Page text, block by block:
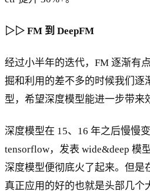
▷▷ FM 到 DeepFM
经过小半年的迭代，FM 逐渐有
掘和利用的差不多的时候我们逐
型，希望深度模型能进一步带来
深度模型在 15、16 年之后慢慢
tensorflow，发表 wide&deep 模
深度模型便彻底火了起来。但是
真正应用的好的也就是头部几个